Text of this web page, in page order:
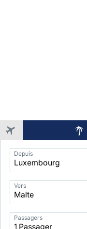
Application
Intelligent
Package
Search
Depuis
Vers
Passagers